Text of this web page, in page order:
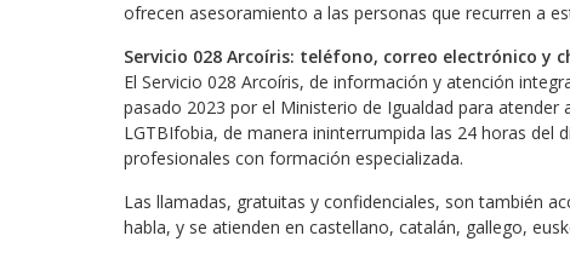
ofrecen asesoramiento a las personas que recurren a
Servicio 028 Arcoíris: teléfono, correo electrónico y
El Servicio 028 Arcoíris, de información y atención
pasado 2023 por el Ministerio de Igualdad para
LGTBIfobia, de manera ininterrumpida las 24 horas del
profesionales con formación especializada.
Las llamadas, gratuitas y confidenciales, son también
habla, y se atienden en castellano, catalán, gallego,